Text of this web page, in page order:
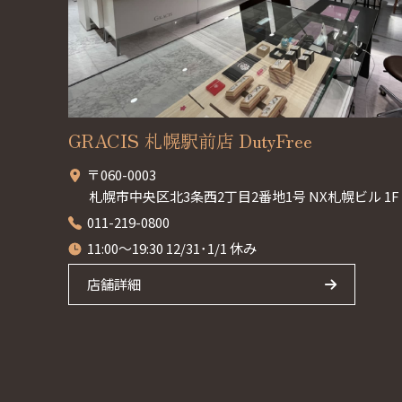
GRACIS 札幌駅前店 DutyFree
〒060-0003
札幌市中央区北3条西2丁目2番地1号 NX札幌ビル 1F
011-219-0800
11:00～19:30 12/31･1/1 休み
店舗詳細